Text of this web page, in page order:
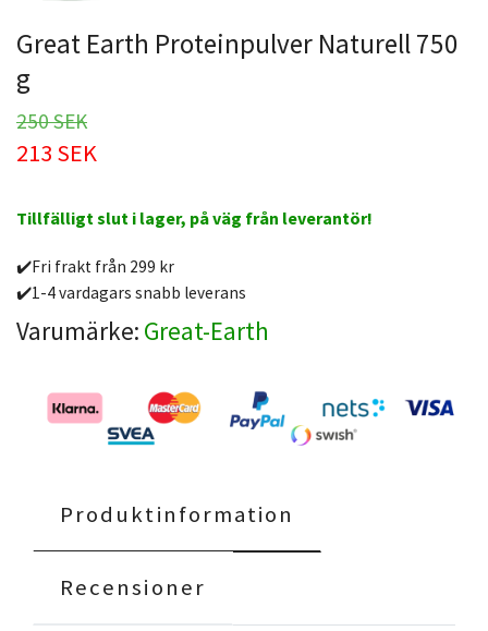
Great Earth Proteinpulver Naturell 750
g
250 SEK
213 SEK
Tillfälligt slut i lager, på väg från leverantör!
✔️Fri frakt från 299 kr
✔️1-4 vardagars snabb leverans
Varumärke: Great-Earth
Produktinformation
Recensioner